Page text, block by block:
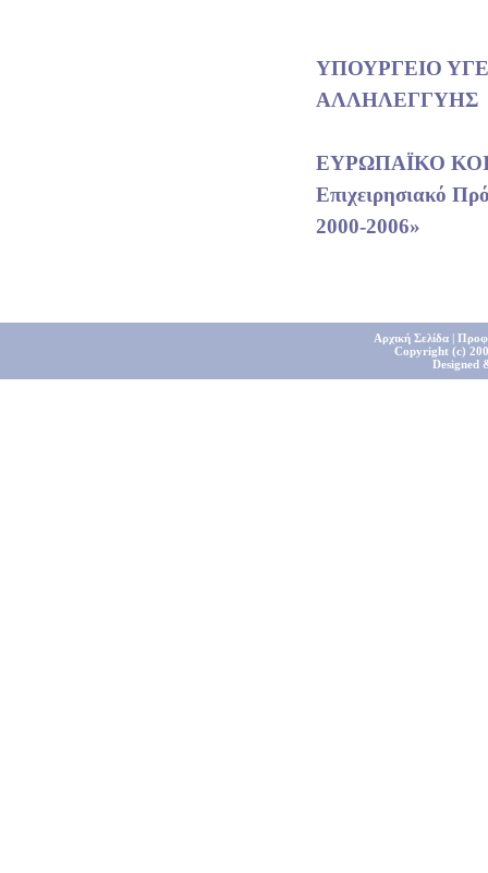
ΥΠΟΥΡΓΕΙΟ
ΑΛΛΗΛΕΓΓΥΗΣ
ΕΥΡΩΠΑΪΚΟ
Επιχειρησιακό
2000-2006»
Αρχική Σελίδα|
Copyright (c)
Designed